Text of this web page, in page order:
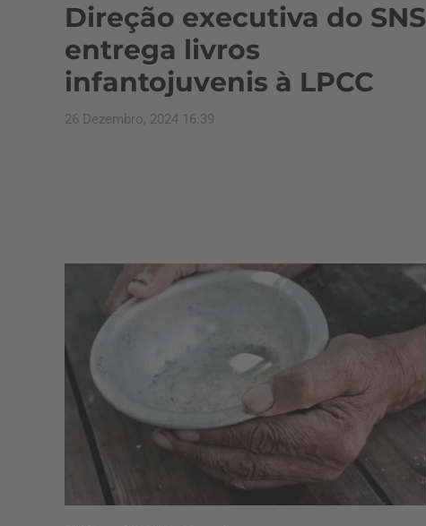
Direção executiva do SNS
entrega livros
infantojuvenis à LPCC
26 Dezembro, 2024 16:39